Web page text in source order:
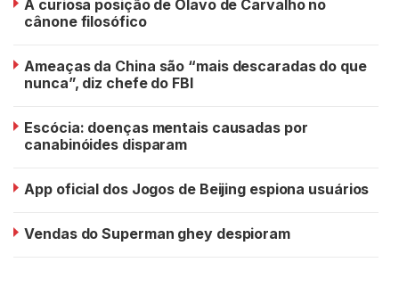
A curiosa posição de Olavo de Carvalho no
cânone filosófico
Ameaças da China são “mais descaradas do que
nunca”, diz chefe do FBI
Escócia: doenças mentais causadas por
canabinóides disparam
App oficial dos Jogos de Beijing espiona usuários
Vendas do Superman ghey despioram